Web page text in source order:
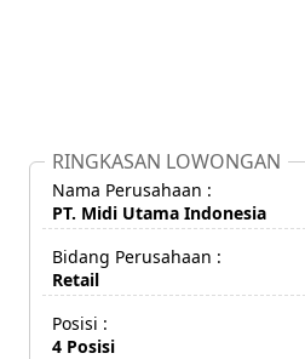
RINGKASAN LOWONGAN
Nama Perusahaan :
PT. Midi Utama Indonesia
Bidang Perusahaan :
Retail
Posisi :
4 Posisi